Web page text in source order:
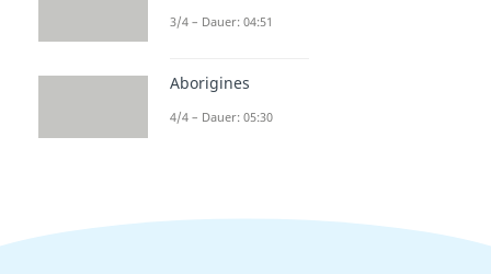
3/4 – Dauer: 04:51
Aborigines
4/4 – Dauer: 05:30